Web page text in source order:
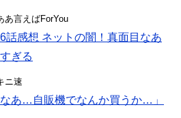
あ言えばForYou
話感想 ネットの闇！真面目なあ
ぎる
ニ速
なあ…自販機でなんか買うか…」